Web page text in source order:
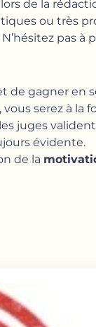
de la
ou très
pas à
de gagner en
serez à la
juges
évidente.
de la